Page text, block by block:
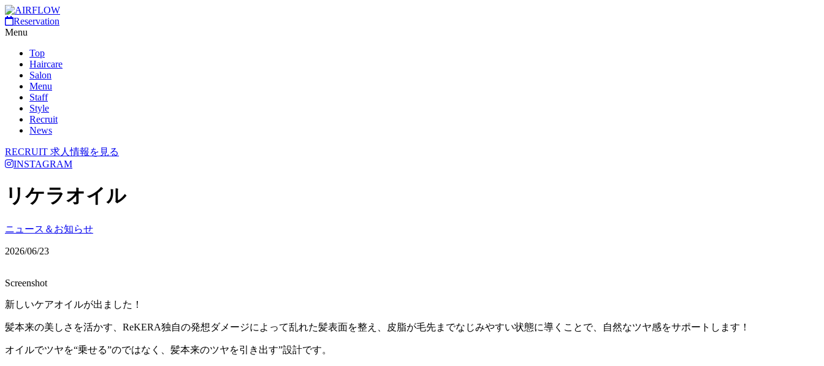
Reservation
Menu
Top
Haircare
Salon
Menu
Staff
Style
Recruit
News
RECRUIT 求人情報を見る
INSTAGRAM
リケラオイル
ニュース＆お知らせ
2026/06/23
Screenshot
新しいケアオイルが出ました！
髪本来の美しさを活かす、ReKERA独自の発想ダメージによって乱れた髪表面を整え、皮脂が毛先までなじみやすい状態に導くことで、自然なツヤ感をサポートします！
オイルでツヤを“乗せる”のではなく、髪本来のツヤを引き出す”設計です。